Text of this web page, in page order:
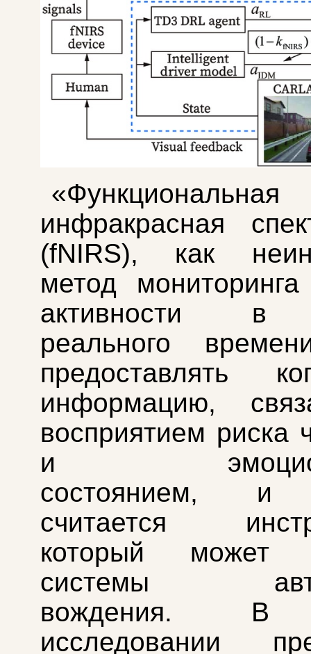
инфракрасная
(fNIRS), как
метод мониторинга
активности в
реального
предоставлять
информацию,
восприятием риска
и
состоянием, и
считается
который может
системы
вождения. В
исследовании